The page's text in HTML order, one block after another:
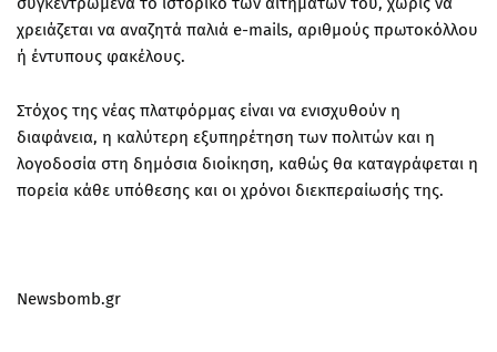
χρειάζεται να αναζητά παλιά e-mails, αριθμούς πρωτοκόλλου
ή έντυπους φακέλους.
Στόχος της νέας πλατφόρμας είναι να ενισχυθούν η
διαφάνεια, η καλύτερη εξυπηρέτηση των πολιτών και η
λογοδοσία στη δημόσια διοίκηση, καθώς θα καταγράφεται η
πορεία κάθε υπόθεσης και οι χρόνοι διεκπεραίωσής της.
Newsbomb.gr